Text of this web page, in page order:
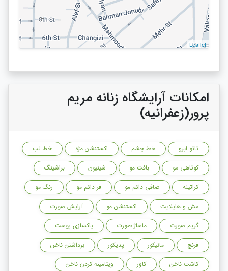
Leaflet
امکانات آرایشگاه زنانه مریم
پرور(زعفرانیه)
تاتو ابرو خط چشم اکستنشن مژه
خط لب
کوتاهی مو
بافت مو شینیون
براشینگ
کراتینه
صافی دائم مو فر دائم مو
رنگ مو
مش و هایلایت
اکستنشن مو
آرایش صورت
گریم صورت
ماساژ صورت
پاکسازی پوست
فرنچ
مانیکور پدیکور
برداشتن ناخن
کاشت ناخن
کاور
ویتامینه کردن ناخن